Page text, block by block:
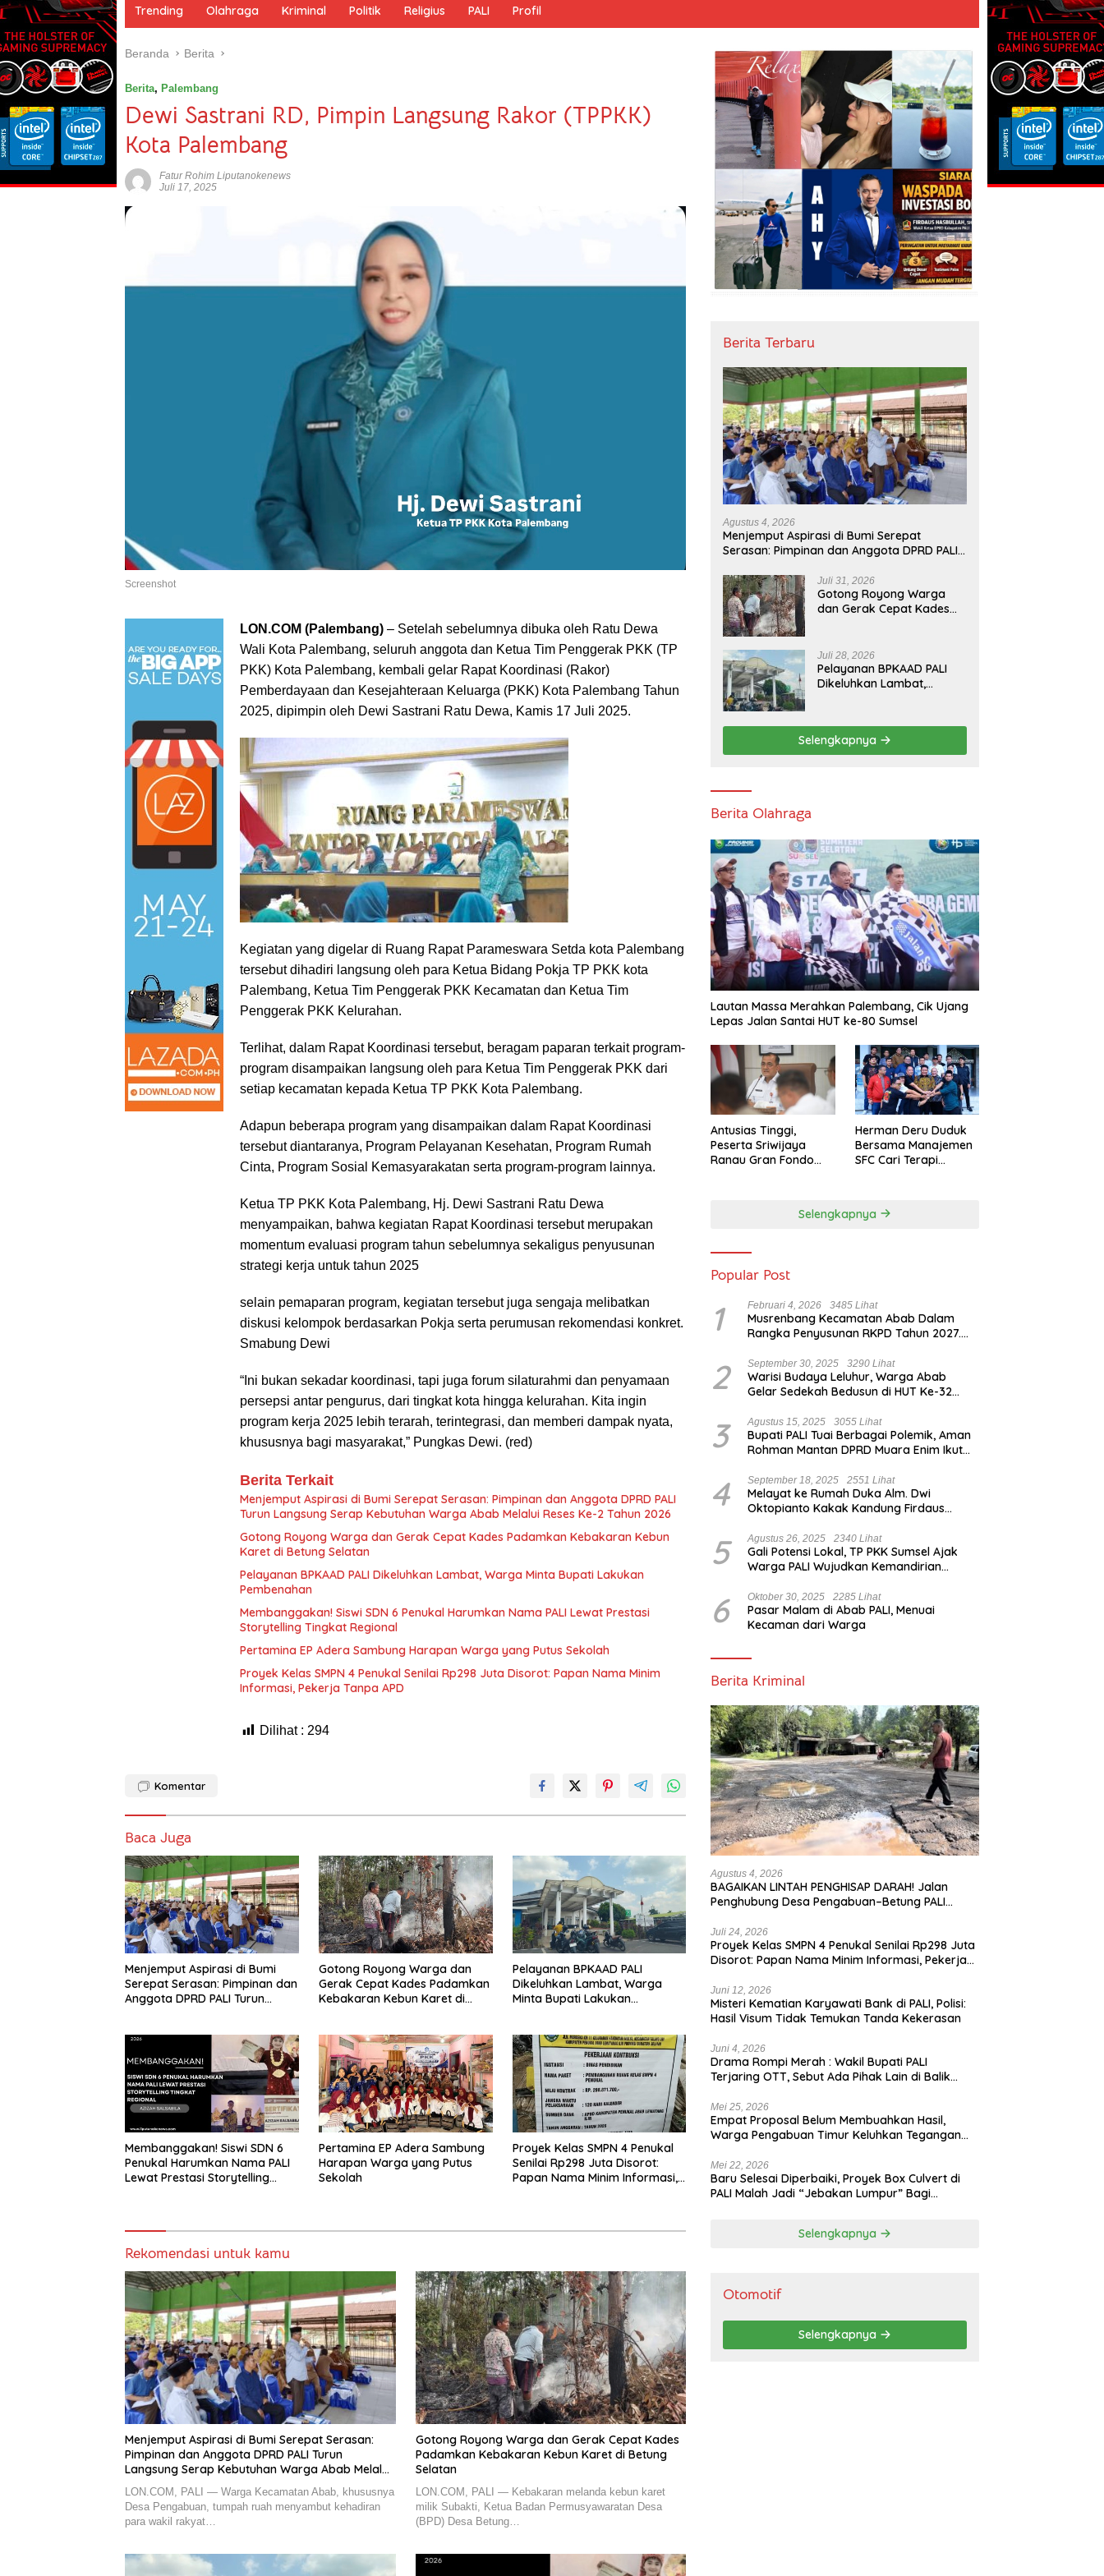
e
Trending Olahraga Kriminal Politik Religius PALI Profil
Beranda Berita
Berita, Palembang
Dewi Sastrani RD, Pimpin Langsung Rakor (TPPKK)
Kota Palembang
Fatur Rohim Liputanokenews
Juli 17, 2025
Screenshot
LON.COM (Palembang) – Setelah sebelumnya dibuka oleh Ratu Dewa
Wali Kota Palembang, seluruh anggota dan Ketua Tim Penggerak PKK (TP
PKK) Kota Palembang, kembali gelar Rapat Koordinasi (Rakor)
Pemberdayaan dan Kesejahteraan Keluarga (PKK) Kota Palembang Tahun
2025, dipimpin oleh Dewi Sastrani Ratu Dewa, Kamis 17 Juli 2025.
Kegiatan yang digelar di Ruang Rapat Parameswara Setda kota Palembang
tersebut dihadiri langsung oleh para Ketua Bidang Pokja TP PKK kota
Palembang, Ketua Tim Penggerak PKK Kecamatan dan Ketua Tim
Penggerak PKK Kelurahan.
Terlihat, dalam Rapat Koordinasi tersebut, beragam paparan terkait program-
program disampaikan langsung oleh para Ketua Tim Penggerak PKK dari
setiap kecamatan kepada Ketua TP PKK Kota Palembang.
Adapun beberapa program yang disampaikan dalam Rapat Koordinasi
tersebut diantaranya, Program Pelayanan Kesehatan, Program Rumah
Cinta, Program Sosial Kemasyarakatan serta program-program lainnya.
Ketua TP PKK Kota Palembang, Hj. Dewi Sastrani Ratu Dewa
menyampaikan, bahwa kegiatan Rapat Koordinasi tersebut merupakan
momentum evaluasi program tahun sebelumnya sekaligus penyusunan
strategi kerja untuk tahun 2025
selain pemaparan program, kegiatan tersebut juga sengaja melibatkan
diskusi kelompok berdasarkan Pokja serta perumusan rekomendasi konkret.
Smabung Dewi
“Ini bukan sekadar koordinasi, tapi juga forum silaturahmi dan penyamaan
persepsi antar pengurus, dari tingkat kota hingga kelurahan. Kita ingin
program kerja 2025 lebih terarah, terintegrasi, dan memberi dampak nyata,
khususnya bagi masyarakat,” Pungkas Dewi. (red)
Berita Terkait
Menjemput Aspirasi di Bumi Serepat Serasan: Pimpinan dan Anggota DPRD PALI
Turun Langsung Serap Kebutuhan Warga Abab Melalui Reses Ke-2 Tahun 2026
Gotong Royong Warga dan Gerak Cepat Kades Padamkan Kebakaran Kebun
Karet di Betung Selatan
Pelayanan BPKAAD PALI Dikeluhkan Lambat, Warga Minta Bupati Lakukan
Pembenahan
Membanggakan! Siswi SDN 6 Penukal Harumkan Nama PALI Lewat Prestasi
Storytelling Tingkat Regional
Pertamina EP Adera Sambung Harapan Warga yang Putus Sekolah
Proyek Kelas SMPN 4 Penukal Senilai Rp298 Juta Disorot: Papan Nama Minim
Informasi, Pekerja Tanpa APD
Dilihat : 294
Komentar
Baca Juga
Menjemput Aspirasi di Bumi
Serepat Serasan: Pimpinan dan
Anggota DPRD PALI Turun
2 Tahun 2026
Gotong Royong Warga dan
Gerak Cepat Kades Padamkan
Kebakaran Kebun Karet di
Pelayanan BPKAAD PALI
Dikeluhkan Lambat, Warga
Minta Bupati Lakukan
Membanggakan! Siswi SDN 6
Penukal Harumkan Nama PALI
Lewat Prestasi Storytelling
Pertamina EP Adera Sambung
Harapan Warga yang Putus
Sekolah
Proyek Kelas SMPN 4 Penukal
Senilai Rp298 Juta Disorot:
Papan Nama Minim Informasi,
Rekomendasi untuk kamu
Menjemput Aspirasi di Bumi Serepat Serasan:
Pimpinan dan Anggota DPRD PALI Turun
Langsung Serap Kebutuhan Warga Abab Melalui
Reses Ke-2 Tahun 2026
LON.COM, PALI — Warga Kecamatan Abab, khususnya
Desa Pengabuan, tumpah ruah menyambut kehadiran
para wakil rakyat…
Gotong Royong Warga dan Gerak Cepat Kades
Padamkan Kebakaran Kebun Karet di Betung
Selatan
LON.COM, PALI — Kebakaran melanda kebun karet
milik Subakti, Ketua Badan Permusyawaratan Desa
(BPD) Desa Betung…
Berita Terbaru
Agustus 4, 2026
Menjemput Aspirasi di Bumi Serepat
Serasan: Pimpinan dan Anggota DPRD PALI
Abab Melalui Reses Ke-2 Tahun 2026
Juli 31, 2026
Gotong Royong Warga
dan Gerak Cepat Kades
Selatan
Juli 28, 2026
Pelayanan BPKAAD PALI
Dikeluhkan Lambat,
Selengkapnya
Berita Olahraga
Lautan Massa Merahkan Palembang, Cik Ujang
Lepas Jalan Santai HUT ke-80 Sumsel
Antusias Tinggi,
Peserta Sriwijaya
Ranau Gran Fondo
Herman Deru Duduk
Bersama Manajemen
SFC Cari Terapi
Selengkapnya
Popular Post
1 Februari 4, 2026 3485 Lihat
Musrenbang Kecamatan Abab Dalam
Rangka Penyusunan RKPD Tahun 2027.
Strategis
2 September 30, 2025 3290 Lihat
Warisi Budaya Leluhur, Warga Abab
Gelar Sedekah Bedusun di HUT Ke-32
3 Agustus 15, 2025 3055 Lihat
Bupati PALI Tuai Berbagai Polemik, Aman
Rohman Mantan DPRD Muara Enim Ikut
4 September 18, 2025 2551 Lihat
Melayat ke Rumah Duka Alm. Dwi
Oktopianto Kakak Kandung Firdaus
Turut Berduka Cita.
5 Agustus 26, 2025 2340 Lihat
Gali Potensi Lokal, TP PKK Sumsel Ajak
Warga PALI Wujudkan Kemandirian
6 Oktober 30, 2025 2285 Lihat
Pasar Malam di Abab PALI, Menuai
Kecaman dari Warga
Berita Kriminal
Agustus 4, 2026
BAGAIKAN LINTAH PENGHISAP DARAH! Jalan
Penghubung Desa Pengabuan–Betung PALI
Biang Kerok
Juli 24, 2026
Proyek Kelas SMPN 4 Penukal Senilai Rp298 Juta
Disorot: Papan Nama Minim Informasi, Pekerja
Juni 12, 2026
Misteri Kematian Karyawati Bank di PALI, Polisi:
Hasil Visum Tidak Temukan Tanda Kekerasan
Juni 4, 2026
Drama Rompi Merah : Wakil Bupati PALI
Terjaring OTT, Sebut Ada Pihak Lain di Balik
Mei 25, 2026
Empat Proposal Belum Membuahkan Hasil,
Warga Pengabuan Timur Keluhkan Tegangan
Mei 22, 2026
Baru Selesai Diperbaiki, Proyek Box Culvert di
PALI Malah Jadi “Jebakan Lumpur” Bagi
Selengkapnya
Otomotif
Selengkapnya